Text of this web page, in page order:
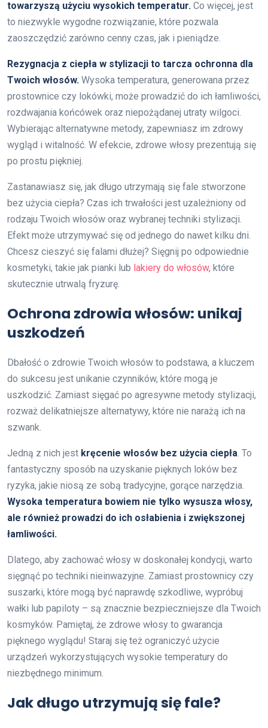
towarzyszą użyciu wysokich temperatur. Co więcej, jest
to niezwykle wygodne rozwiązanie, które pozwala
zaoszczędzić zarówno cenny czas, jak i pieniądze.
Rezygnacja z ciepła w stylizacji to tarcza ochronna dla
Twoich włosów. Wysoka temperatura, generowana przez
prostownice czy lokówki, może prowadzić do ich łamliwości,
rozdwajania końcówek oraz niepożądanej utraty wilgoci.
Wybierając alternatywne metody, zapewniasz im zdrowy
wygląd i witalność. W efekcie, zdrowe włosy prezentują się
po prostu piękniej.
Zastanawiasz się, jak długo utrzymają się fale stworzone
bez użycia ciepła? Czas ich trwałości jest uzależniony od
rodzaju Twoich włosów oraz wybranej techniki stylizacji.
Efekt może utrzymywać się od jednego do nawet kilku dni.
Chcesz cieszyć się falami dłużej? Sięgnij po odpowiednie
kosmetyki, takie jak pianki lub lakiery do włosów, które
skutecznie utrwalą fryzurę.
Ochrona zdrowia włosów: unikaj
uszkodzeń
Dbałość o zdrowie Twoich włosów to podstawa, a kluczem
do sukcesu jest unikanie czynników, które mogą je
uszkodzić. Zamiast sięgać po agresywne metody stylizacji,
rozważ delikatniejsze alternatywy, które nie narażą ich na
szwank.
Jedną z nich jest kręcenie włosów bez użycia ciepła. To
fantastyczny sposób na uzyskanie pięknych loków bez
ryzyka, jakie niosą ze sobą tradycyjne, gorące narzędzia.
Wysoka temperatura bowiem nie tylko wysusza włosy,
ale również prowadzi do ich osłabienia i zwiększonej
łamliwości.
Dlatego, aby zachować włosy w doskonałej kondycji, warto
sięgnąć po techniki nieinwazyjne. Zamiast prostownicy czy
suszarki, które mogą być naprawdę szkodliwe, wypróbuj
wałki lub papiloty – są znacznie bezpieczniejsze dla Twoich
kosmyków. Pamiętaj, że zdrowe włosy to gwarancja
pięknego wyglądu! Staraj się też ograniczyć użycie
urządzeń wykorzystujących wysokie temperatury do
niezbędnego minimum.
Jak długo utrzymują się fale?